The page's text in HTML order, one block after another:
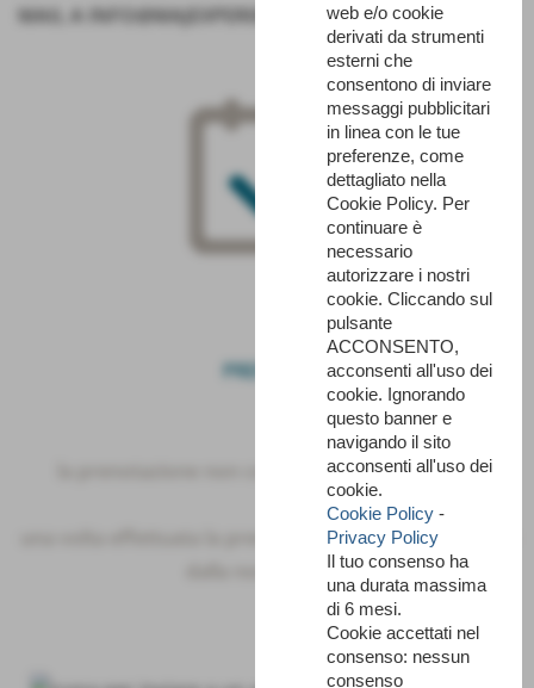
MAIL A INFO@MAJEXPERIENCE.IT
PRENOTA
la prenotazione non comporta nessun obbligo
una volta effettuata la prenotazione sarete ricontattati
dalla nostra guida
web e/o cookie
derivati da strumenti
esterni che
consentono di inviare
messaggi pubblicitari
in linea con le tue
preferenze, come
dettagliato nella
Cookie Policy. Per
continuare è
necessario
autorizzare i nostri
cookie. Cliccando sul
pulsante
ACCONSENTO,
acconsenti all'uso dei
cookie. Ignorando
questo banner e
navigando il sito
acconsenti all'uso dei
cookie.
Cookie Policy -
Privacy Policy
Il tuo consenso ha
una durata massima
di 6 mesi.
Cookie accettati nel
consenso: nessun
consenso